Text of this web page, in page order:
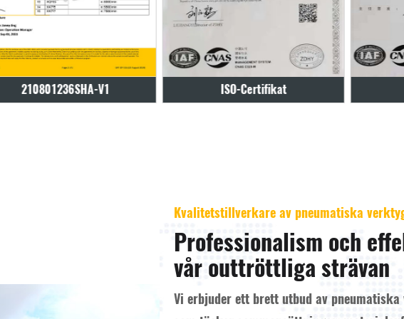
ISO-Certifikat ISO-Certifikat
Kvalitetstillverkare av pneumatiska
Professionalism och
vår outtröttliga strävan
Vi erbjuder ett brett utbud av